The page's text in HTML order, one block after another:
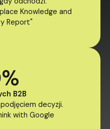
Knowledge and
Report"
B2B
decyzji.
with Google